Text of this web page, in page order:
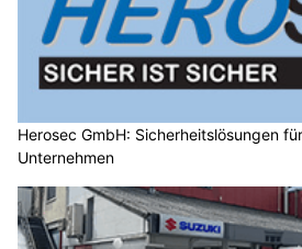
Herosec GmbH: Sicherheitslösungen
Unternehmen